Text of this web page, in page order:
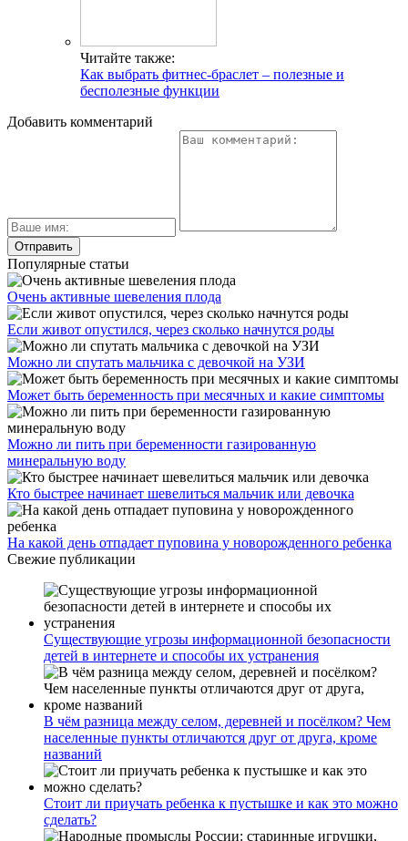
Читайте также:
Как выбрать фитнес-браслет – полезные и
бесполезные функции
Добавить комментарий
Популярные статьи
Очень активные шевеления плода
Если живот опустился, через сколько начнутся роды
Можно ли спутать мальчика с девочкой на УЗИ
Может быть беременность при месячных и какие симптомы
Можно ли пить при беременности газированную
минеральную воду
Кто быстрее начинает шевелиться мальчик или девочка
На какой день отпадает пуповина у новорожденного ребенка
Свежие публикации
Существующие угрозы информационной безопасности
детей в интернете и способы их устранения
В чём разница между селом, деревней и посёлком? Чем
населенные пункты отличаются друг от друга, кроме
названий
Стоит ли приучать ребенка к пустышке и как это можно
сделать?